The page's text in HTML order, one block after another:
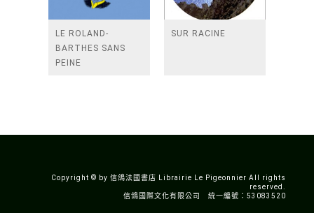
LE ROLAND-
BARTHES SANS
PEINE
SUR RACINE
Copyright © by 信鴿法國書店 Librairie Le Pigeonnier All rights
reserved.
信鴿國際文化有限公司 統一編號：53083520